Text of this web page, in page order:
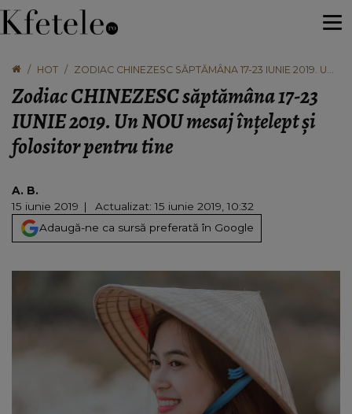
HOT
ZODIAC CHINEZESC SĂPTĂMÂNA 17-23 IUNIE 2019. UN
Zodiac CHINEZESC săptămâna 17-23
IUNIE 2019. Un NOU mesaj înțelept și
folositor pentru tine
A. B.
15 iunie 2019
Actualizat: 15 iunie 2019, 10:32
Adaugă-ne ca sursă preferată în Google